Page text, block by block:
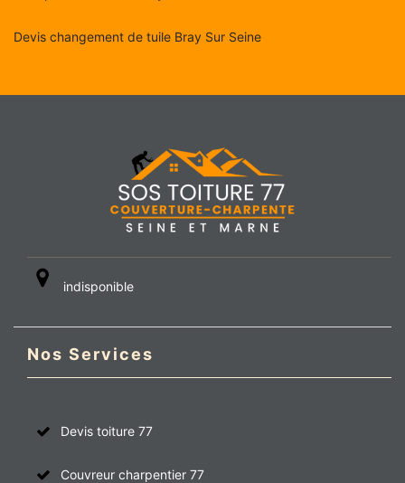
Devis changement de tuile Bray Sur Seine
indisponible
Nos Services
Devis toiture 77
Couvreur charpentier 77